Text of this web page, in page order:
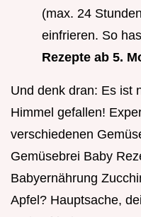
(max. 24
einfrieren. So
Rezepte ab 5.
Und denk dran: Es ist
Himmel gefallen!
verschiedenen
Gemüsebrei Baby
Babyernährung
Apfel? Hauptsache,